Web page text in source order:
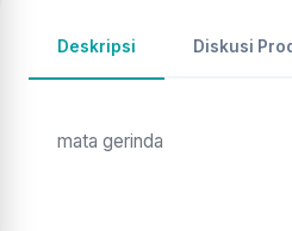
Deskripsi Diskusi
mata gerinda